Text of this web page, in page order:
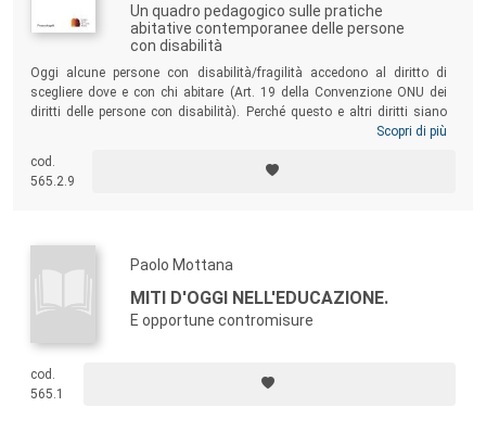
Un quadro pedagogico sulle pratiche
abitative contemporanee delle persone
con disabilità
Oggi alcune persone con disabilità/fragilità accedono al diritto di
scegliere dove e con chi abitare (Art. 19 della Convenzione ONU dei
diritti delle persone con disabilità). Perché questo e altri diritti siano
effettivamente accessibili a tutti, è cruciale ricostruire da dove prende
sistema articolato di dispositivi disciplinari e di controllo che fonda
l’abilismo
Scopri di più
cod.
565.2.9
Paolo Mottana
MITI D'OGGI NELL'EDUCAZIONE.
E opportune contromisure
cod.
565.1